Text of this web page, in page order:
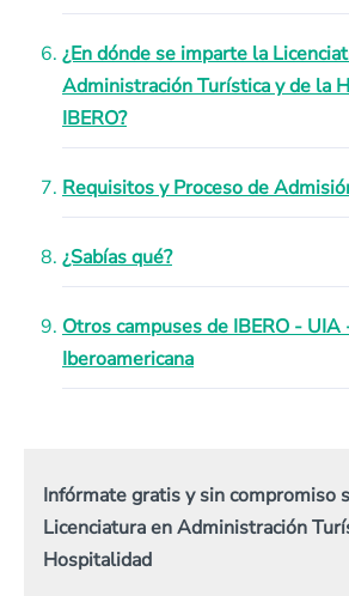
¿En dónde se imparte la
Administración Turística y de la
IBERO?
Requisitos y Proceso de
¿Sabías qué?
Otros campuses de IBERO -
Iberoamericana
Infórmate gratis y sin compromiso
Licenciatura en Administración
Hospitalidad